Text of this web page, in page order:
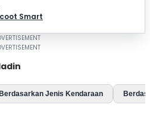
Smart
Berdasarkan Jenis Kendaraan